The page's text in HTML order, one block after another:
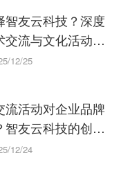
智友云科技？深度
交流与文化活动组
12/25
流活动对企业品牌
智友云科技的创新
12/24